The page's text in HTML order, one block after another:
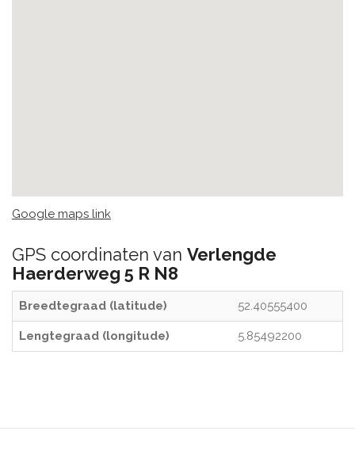
Google maps link
GPS coordinaten van Verlengde
Haerderweg 5 R N8
Breedtegraad (latitude) 52.40555400
Lengtegraad (longitude) 5.85492200